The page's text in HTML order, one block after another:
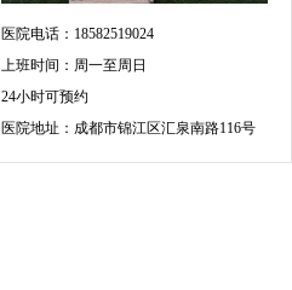
医院电话：18582519024
上班时间：周一至周日
24小时可预约
医院地址：成都市锦江区汇泉南路116号